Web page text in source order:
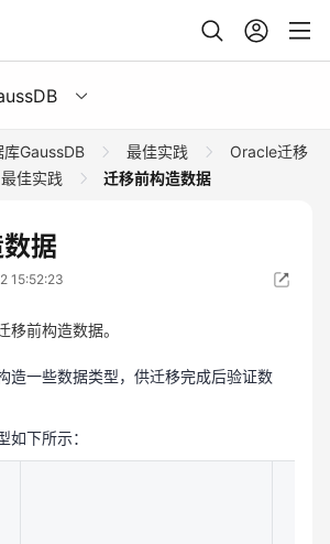
库GaussDB 最佳实践
Oracle迁移
佳实践
迁移前构造数据
据
15:52:23
移前构造数据。
造一些数据类型，供迁移完成后验证数
如下所示：